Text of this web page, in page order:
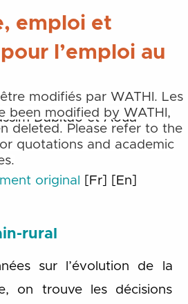
emploi et
l’emploi au
Dabitao et Aoua
original [Fr] [En]
rural
sur l’évolution de la
on trouve les décisions
modifiés par WATHI. Les
de page ne sont pas
vous référer aux
pour des citations et des
been modified by WATHI,
deleted. Please refer to the
quotations and academic